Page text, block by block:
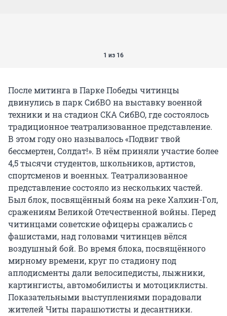
1 из 16
После митинга в Парке Победы читинцы
двинулись в парк СибВО на выставку военной
техники и на стадион СКА СибВО, где состоялось
традиционное театрализованное представление.
В этом году оно называлось «Подвиг твой
бессмертен, Солдат!». В нём приняли участие более
4,5 тысячи студентов, школьников, артистов,
спортсменов и военных. Театрализованное
представление состояло из нескольких частей.
Был блок, посвящённый боям на реке Халхин-Гол,
сражениям Великой Отечественной войны. Перед
читинцами советские офицеры сражались с
фашистами, над головами читинцев вёлся
воздушный бой. Во время блока, посвящённого
мирному времени, круг по стадиону под
аплодисменты дали велосипедисты, лыжники,
картингисты, автомобилисты и мотоциклисты.
Показательными выступлениями порадовали
жителей Читы парашютисты и десантники.